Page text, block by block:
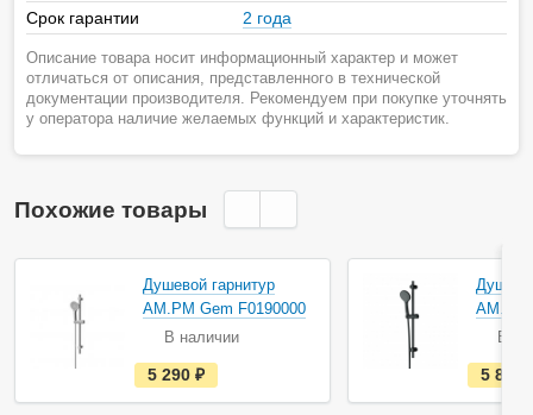
Срок гарантии
2 года
Описание товара носит информационный характер и может
отличаться от описания, представленного в технической
документации производителя. Рекомендуем при покупке уточнять
у оператора наличие желаемых функций и характеристик.
Похожие товары
Душевой гарнитур
AM.PM Gem F0190000
В наличии
е
с
т
5 290
AM.PM
В
5 890